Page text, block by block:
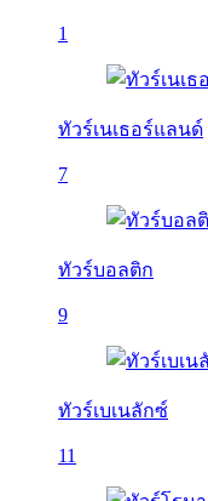
1
ทัวร์เนเธอร์แลนด์
7
ทัวร์บอลติก
9
ทัวร์เบเนลักซ์
11